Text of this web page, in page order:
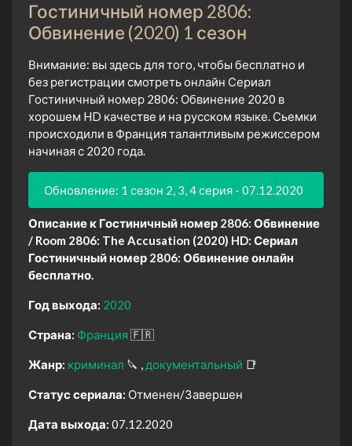
Гостиничный номер 2806:
Обвинение (2020) 1 сезон
Внимание: вы здесь для того, чтобы бесплатно и
без регистрации смотреть онлайн Сериал
Гостиничный номер 2806: Обвинение 2020 в
хорошем HD качестве и на русском языке. Сьемки
происходили в Франция талантливым режиссером
начиная с 2020 года.
Обновление: 1 сезон 2, 3, 4 серия - 07.12.2020
Описание к Гостиничный номер 2806: Обвинение
/ Room 2806: The Accusation (2020) HD: Сериал
Гостиничный номер 2806: Обвинение онлайн
бесплатно.
Год выхода: 2020
Страна: Франция🇫🇷
Жанр: криминал 🔪 документальный 📑
Статус сериала: Отменен/Завершен
Дата выхода: 07.12.2020